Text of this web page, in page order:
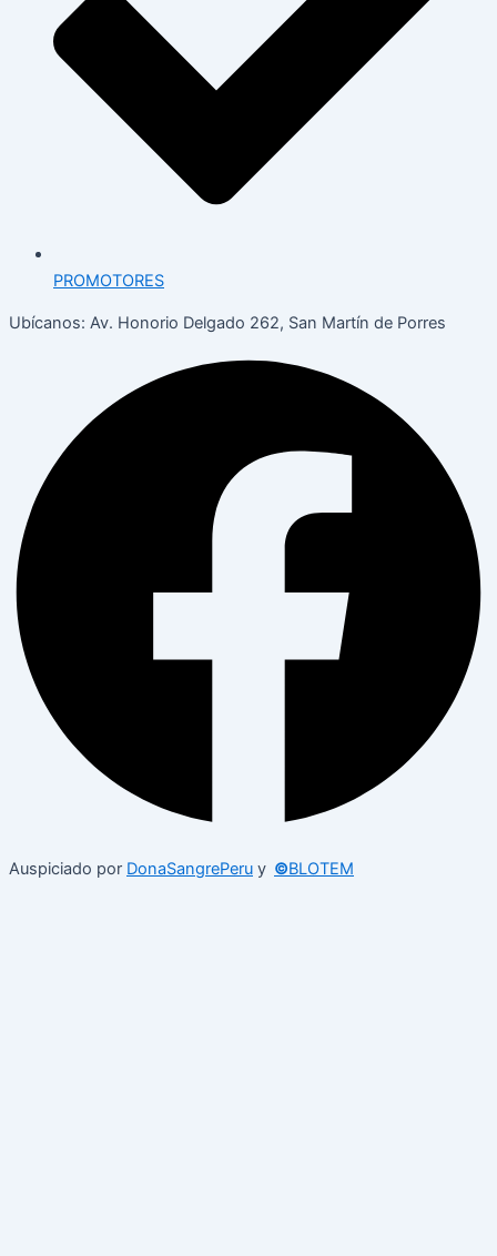
PROMOTORES
Ubícanos: Av. Honorio Delgado 262, San Martín de Porres
Auspiciado por DonaSangrePeru y ©BLOTEM